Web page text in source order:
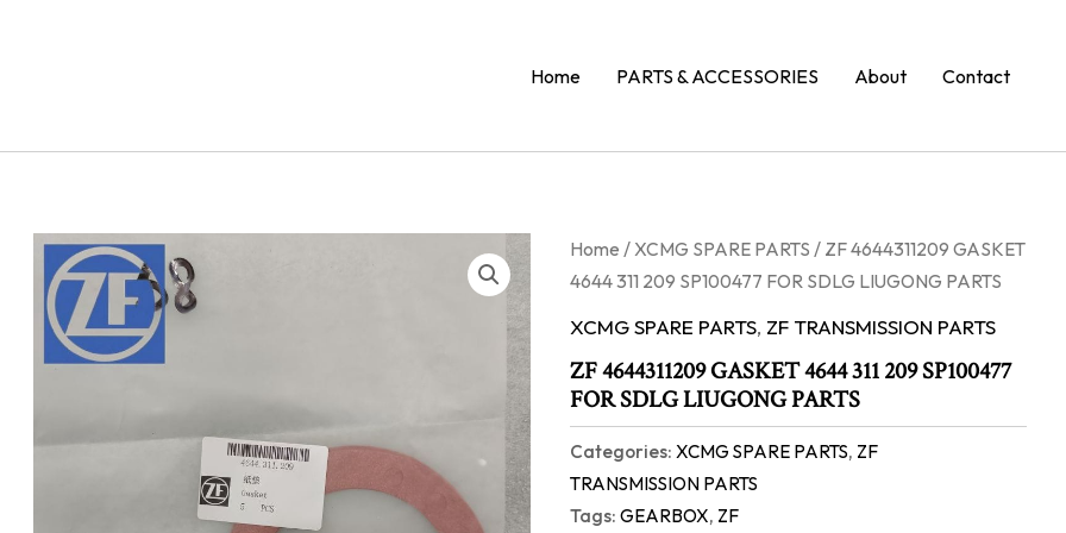
Home PARTS & ACCESSORIES About Contact
Home /XCMG SPARE PARTS / ZF 4644311209 GASKET
4644 311 209 SP100477 FOR SDLG LIUGONG PARTS
XCMG SPARE PARTS, ZF TRANSMISSION PARTS
ZF 4644311209 GASKET 4644 311 209 SP100477
FOR SDLG LIUGONG PARTS
Categories: XCMG SPARE PARTS, ZF
TRANSMISSION PARTS
Tags: GEARBOX, ZF